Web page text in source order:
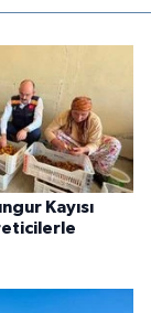
Kayısı